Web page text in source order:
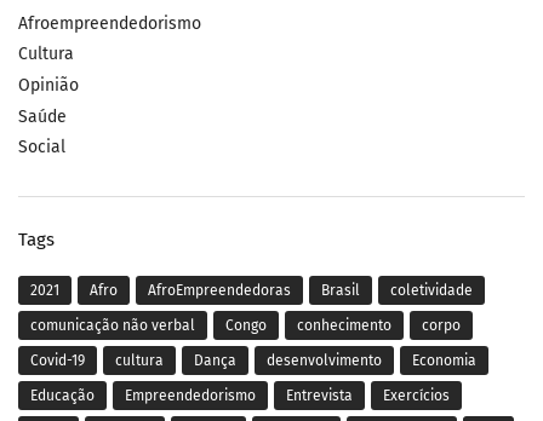
Afroempreendedorismo
Cultura
Opinião
Saúde
Social
Tags
2021 Afro AfroEmpreendedoras Brasil coletividade
comunicação não verbal Congo conhecimento corpo
Covid-19 cultura Dança desenvolvimento Economia
Educação Empreendedorismo Entrevista Exercícios